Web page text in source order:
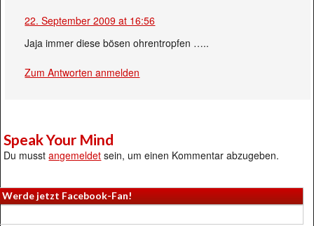
22. September 2009 at 16:56
Jaja immer diese bösen ohrentropfen …..
Zum Antworten anmelden
Speak Your Mind
Du musstangemeldet sein, um einen Kommentar abzugeben.
Werde jetzt Facebook-Fan!